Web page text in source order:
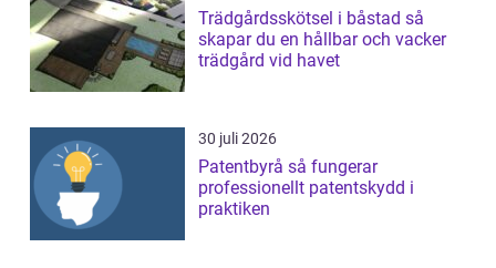
Trädgårdsskötsel i båstad så
skapar du en hållbar och vacker
trädgård vid havet
30 juli 2026
Patentbyrå så fungerar
professionellt patentskydd i
praktiken